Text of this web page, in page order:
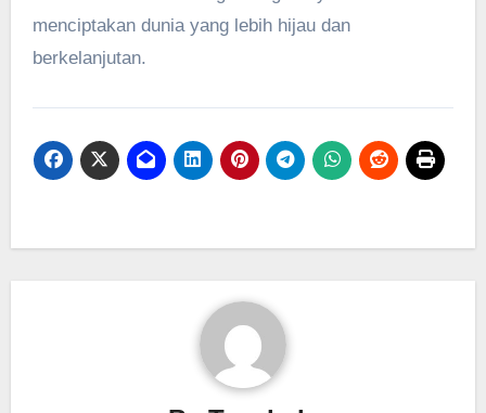
menciptakan dunia yang lebih hijau dan
berkelanjutan.